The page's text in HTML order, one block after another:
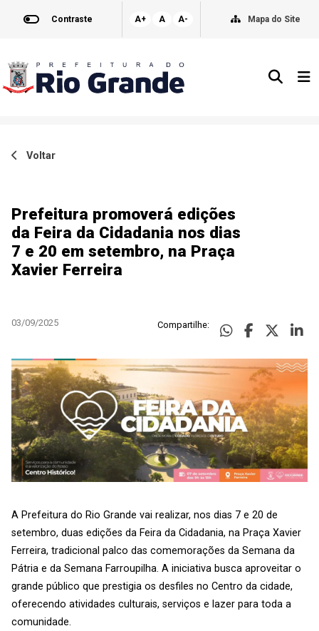
Contraste A+ A A- Mapa do Site
Voltar
Prefeitura promoverá edições
da Feira da Cidadania nos dias
7 e 20 em setembro, na Praça
Xavier Ferreira
03/09/2025 Compartilhe:
A Prefeitura do Rio Grande vai realizar, nos dias 7 e 20 de
setembro, duas edições da Feira da Cidadania, na Praça Xavier
Ferreira, tradicional palco das comemorações da Semana da
Pátria e da Semana Farroupilha. A iniciativa busca aproveitar o
grande público que prestigia os desfiles no Centro da cidade,
oferecendo atividades culturais, serviços e lazer para toda a
comunidade.